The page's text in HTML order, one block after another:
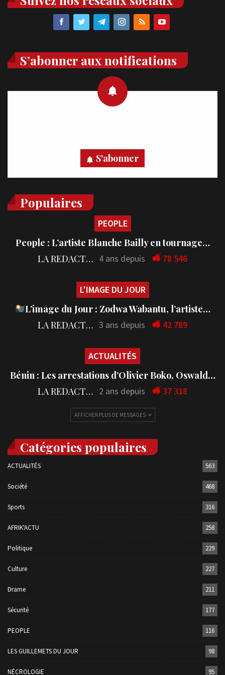
S’abonner aux notifications
S'abonner
Populaires
PEOPLE
People : L’artiste Blanche Bailly en tournage…
LA REDACTION 4 ans depuis 78 546
L'IMAGE DU JOUR
L’image du Jour : Zodwa Wabantu, l’artiste…
LA REDACTION 3 ans depuis 42 789
ACTUALITÉS
Bénin : Les arrestations d’Olivier Boko, Oswald…
LA REDACTION 2 ans depuis 37 318
AFFICHER PLUS DE MESSAGES
Catégories populaires
ACTUALITÉS 563
Société 468
Sports 316
AFRIK'ACTU 258
Politique 229
Culture 227
Drame 211
Sécurité 177
PEOPLE 116
LES GUILLEMETS DU JOUR 98
NÉCROLOGIE 95